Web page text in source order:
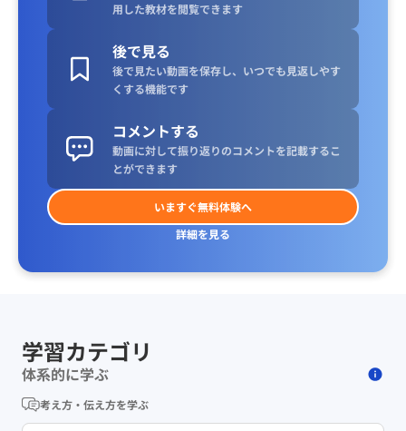
用した教材を閲覧できます
後で見る
後で見たい動画を保存し、いつでも見返しやす
くする機能です
コメントする
動画に対して振り返りのコメントを記載するこ
とができます
いますぐ無料体験へ
詳細を見る
学習カテゴリ
体系的に学ぶ
考え方・伝え方を学ぶ